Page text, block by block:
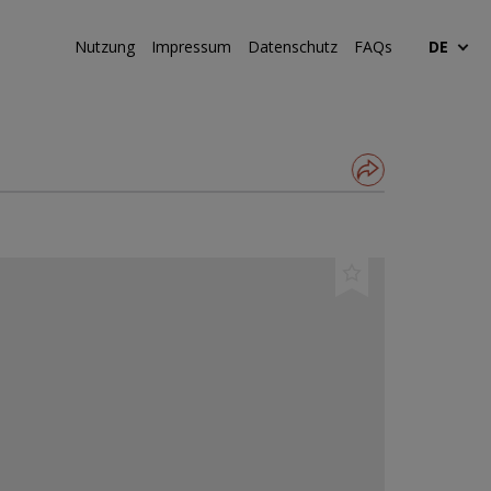
Nutzung Impressum Datenschutz FAQs DE